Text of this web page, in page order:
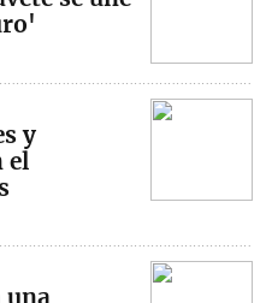
y
el
una